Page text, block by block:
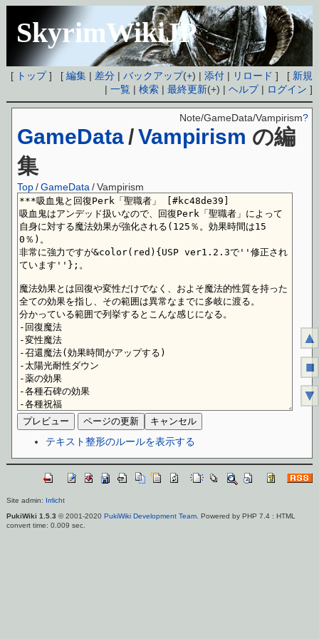
SkyrimWikiJP
[ トップ] [編集 | 差分 |バックアップ(+) |添付 | リロード ] [ 新規
|一覧 |検索 |最終更新(+) |ヘルプ| ログイン ]
GameData /Vampirism の編
集
Note/GameData/Vampirism?
Top /GameData /Vampirism
テキスト整形のルールを表示する
Site admin: Irrlicht
PukiWiki 1.5.3 © 2001-2020 PukiWiki Development Team. Powered by PHP 7.4 : HTML
convert time: 0.009 sec.
▲
■
▼